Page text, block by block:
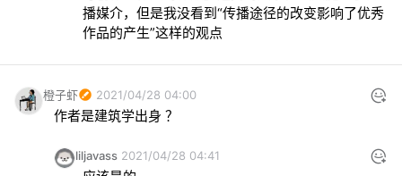
播媒介，但是我没看到“传播途径的改变影响了优秀
作品的产生”这样的观点
橙子虾 2021/04/28 04:00
作者是建筑学出身 ？
liljavass 2021/04/28 04:41